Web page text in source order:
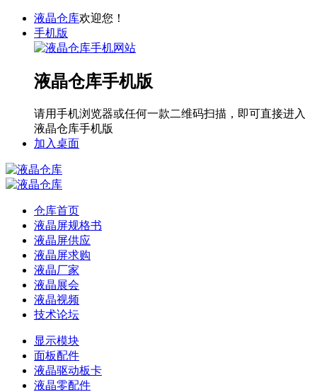
液晶仓库欢迎您！
手机版
液晶仓库手机版
请用手机浏览器或任何一款二维码扫描，即可直接进入
液晶仓库手机版
加入桌面
仓库首页
液晶屏规格书
液晶屏供应
液晶屏求购
液晶厂家
液晶展会
液晶视频
技术论坛
显示模块
面板配件
液晶驱动板卡
液晶零配件